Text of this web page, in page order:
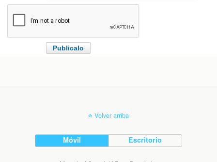
Volver arriba
Móvil Escritorio